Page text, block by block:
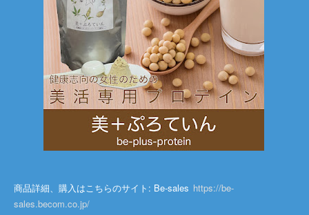
商品詳細、購入はこちらのサイト: Be-sales https://be-
sales.becom.co.jp/